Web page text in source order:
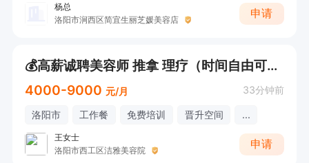
杨总
洛阳市涧西区简宜生丽芝媛美容店
申请
💰高薪诚聘美容师 推拿 理疗（时间自由可双休）
4000-9000 元/月 33分钟前
洛阳市 工作餐 免费培训 晋升空间 ...
王女士
洛阳市西工区洁雅美容院
申请